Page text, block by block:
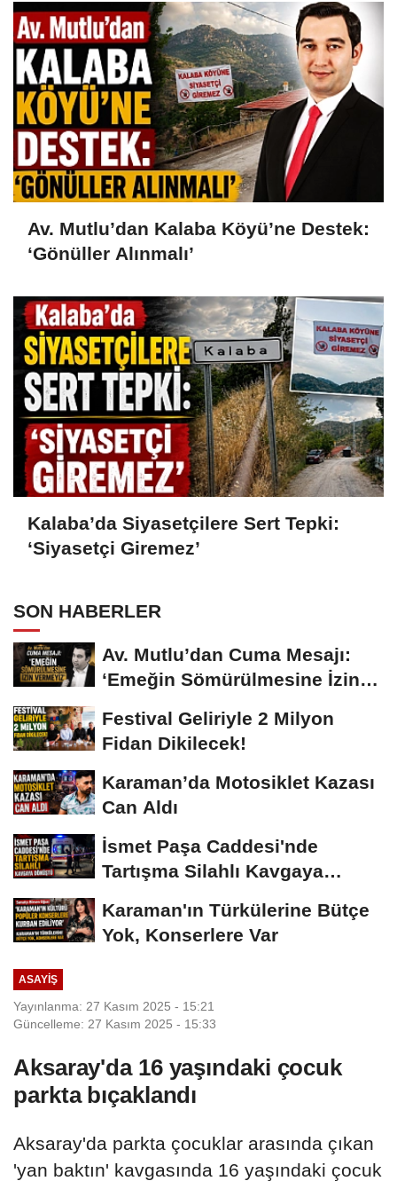
Av. Mutlu’dan Kalaba Köyü’ne Destek:
‘Gönüller Alınmalı’
Kalaba’da Siyasetçilere Sert Tepki:
‘Siyasetçi Giremez’
SON HABERLER
Av. Mutlu’dan Cuma Mesajı:
‘Emeğin Sömürülmesine İzin
Festival Geliriyle 2 Milyon
Fidan Dikilecek!
Karaman’da Motosiklet Kazası
Can Aldı
İsmet Paşa Caddesi'nde
Tartışma Silahlı Kavgaya
Karaman'ın Türkülerine Bütçe
Yok, Konserlere Var
ASAYIŞ
Yayınlanma: 27 Kasım 2025 - 15:21
Güncelleme: 27 Kasım 2025 - 15:33
Aksaray'da 16 yaşındaki çocuk
parkta bıçaklandı
Aksaray'da parkta çocuklar arasında çıkan
'yan baktın' kavgasında 16 yaşındaki çocuk